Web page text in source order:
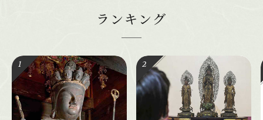
ランキング